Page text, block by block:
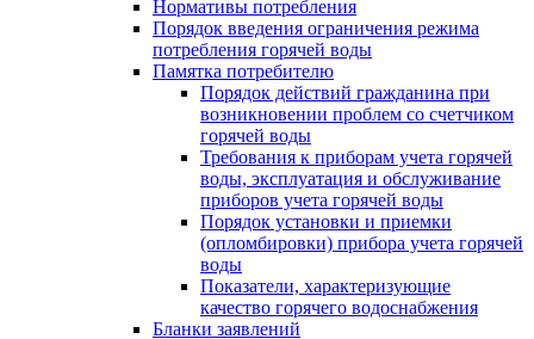
Нормативы потребления
Порядок введения ограничения режима
потребления горячей воды
Памятка потребителю
Порядок действий гражданина при
возникновении проблем со счетчиком
горячей воды
Требования к приборам учета горячей
воды, эксплуатация и обслуживание
приборов учета горячей воды
Порядок установки и приемки
(опломбировки) прибора учета горячей
воды
Показатели, характеризующие
качество горячего водоснабжения
Бланки заявлений